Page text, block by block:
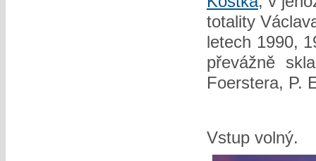
totality
letech 1990,
převážně
Foerstera, P.
Vstup volný.